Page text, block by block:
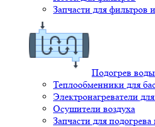
Запчасти для фильтров
Подогрев
Теплообменники для
Электронагреватели
Осушители воздуха
Запчасти для